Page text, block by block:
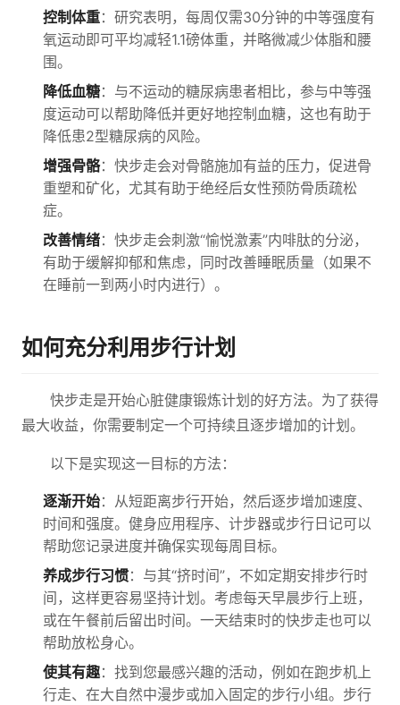
控制体重：研究表明，每周仅需30分钟的中等强度有
氧运动即可平均减轻1.1磅体重，并略微减少体脂和腰
围。
降低血糖：与不运动的糖尿病患者相比，参与中等强
度运动可以帮助降低并更好地控制血糖，这也有助于
降低患2型糖尿病的风险。
增强骨骼：快步走会对骨骼施加有益的压力，促进骨
重塑和矿化，尤其有助于绝经后女性预防骨质疏松
症。
改善情绪：快步走会刺激“愉悦激素”内啡肽的分泌，
有助于缓解抑郁和焦虑，同时改善睡眠质量（如果不
在睡前一到两小时内进行）。
如何充分利用步行计划
快步走是开始心脏健康锻炼计划的好方法。为了获得
最大收益，你需要制定一个可持续且逐步增加的计划。
以下是实现这一目标的方法：
逐渐开始：从短距离步行开始，然后逐步增加速度、
时间和强度。健身应用程序、计步器或步行日记可以
帮助您记录进度并确保实现每周目标。
养成步行习惯：与其“挤时间”，不如定期安排步行时
间，这样更容易坚持计划。考虑每天早晨步行上班，
或在午餐前后留出时间。一天结束时的快步走也可以
帮助放松身心。
使其有趣：找到您最感兴趣的活动，例如在跑步机上
行走、在大自然中漫步或加入固定的步行小组。步行